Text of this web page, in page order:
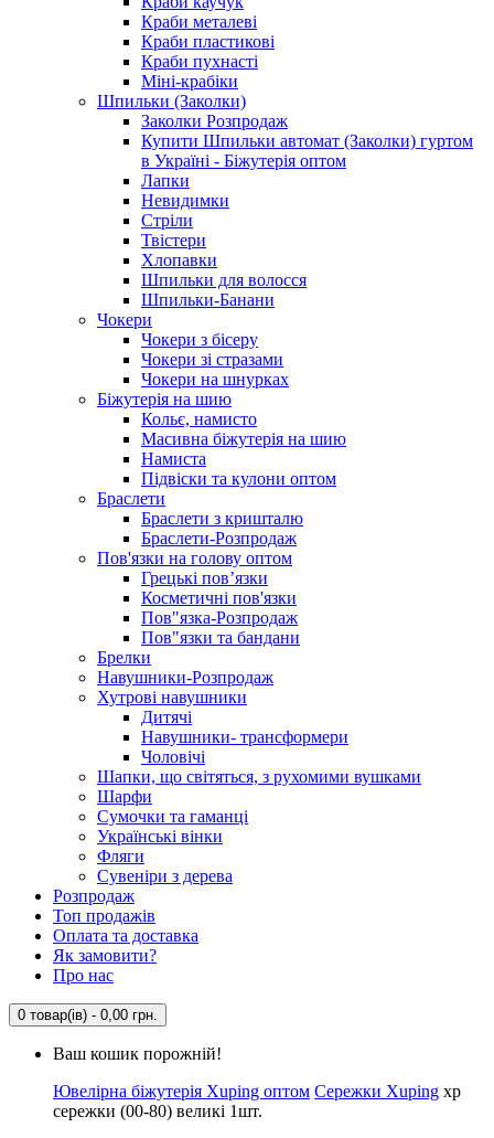
Краби металеві
Краби пластикові
Краби пухнасті
Міні-крабіки
Шпильки (Заколки)
Заколки Розпродаж
Купити Шпильки автомат (Заколки) гуртом
в Україні - Біжутерія оптом
Лапки
Невидимки
Стріли
Твістери
Хлопавки
Шпильки для волосся
Шпильки-Банани
Чокери
Чокери з бісеру
Чокери зі стразами
Чокери на шнурках
Біжутерія на шию
Кольє, намисто
Масивна біжутерія на шию
Намиста
Підвіски та кулони оптом
Браслети
Браслети з кришталю
Браслети-Розпродаж
Пов'язки на голову оптом
Грецькі пов’язки
Косметичні пов'язки
Пов"язка-Розпродаж
Пов"язки та бандани
Брелки
Навушники-Розпродаж
Хутрові навушники
Дитячі
Навушники- трансформери
Чоловічі
Шапки, що світяться, з рухомими вушками
Шарфи
Сумочки та гаманці
Українські вінки
Фляги
Сувеніри з дерева
Розпродаж
Топ продажів
Оплата та доставка
Як замовити?
Про нас
0 товар(ів) - 0,00 грн.
Ваш кошик порожній!
Ювелірна біжутерія Xuping оптом Сережки Xuping xp
сережки (00-80) великі 1шт.